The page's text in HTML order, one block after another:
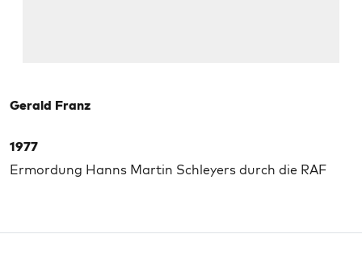
Gerald Franz
1977
Ermordung Hanns Martin Schleyers durch die RAF